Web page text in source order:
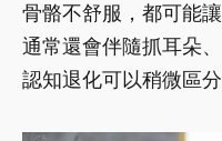
骨骼不舒服，都可能
通常還會伴隨抓耳朵
認知退化可以稍微區分